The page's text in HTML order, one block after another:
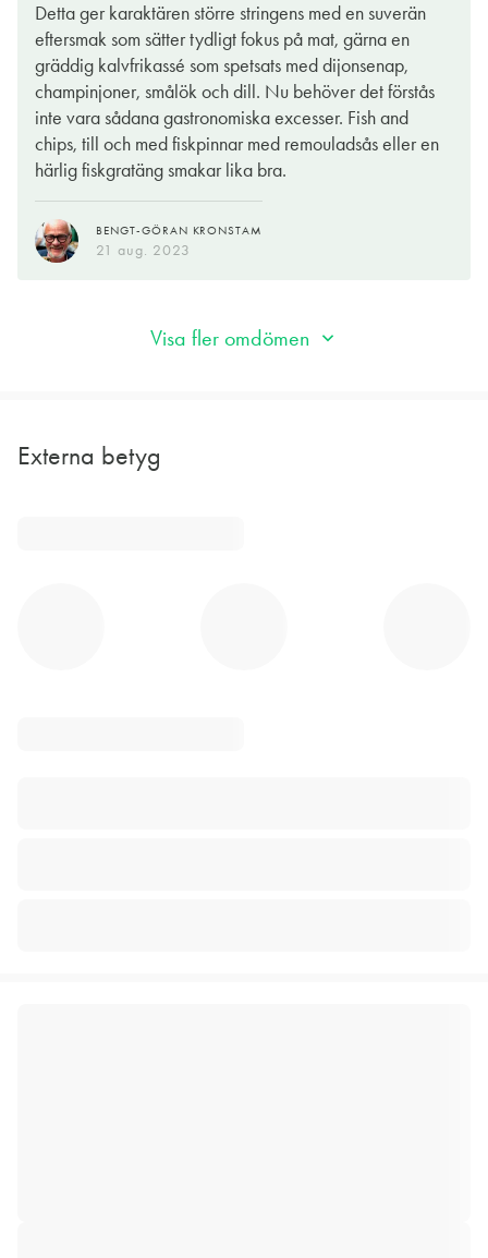
Detta ger karaktären större stringens med en suverän
eftersmak som sätter tydligt fokus på mat, gärna en
gräddig kalvfrikassé som spetsats med dijonsenap,
champinjoner, smålök och dill. Nu behöver det förstås
inte vara sådana gastronomiska excesser. Fish and
chips, till och med fiskpinnar med remouladsås eller en
härlig fiskgratäng smakar lika bra.
BENGT-GÖRAN KRONSTAM
21 aug. 2023
EVA WECKSTRÖM
18 aug. 2023
Visa fler omdömen
Externa betyg